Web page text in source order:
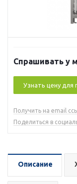
Спрашивать у
Узнать цену для
Получить на email
Поделиться в
Описание